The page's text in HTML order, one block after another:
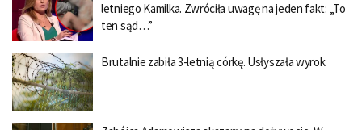
letniego Kamilka. Zwróciła uwagę na jeden fakt: „To
ten sąd…”
Brutalnie zabiła 3-letnią córkę. Usłyszała wyrok